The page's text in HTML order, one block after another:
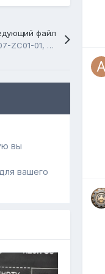
файл
MYSTERY MTV-3218LW, MSTV2307-ZC01-01, HV320WX2-140
вы
вашего